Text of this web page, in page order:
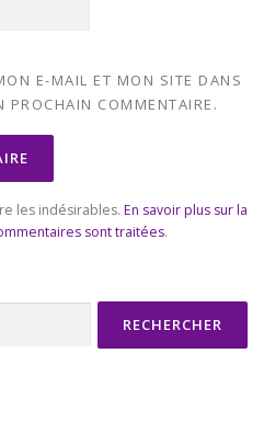
E-MAIL ET MON SITE DANS
PROCHAIN COMMENTAIRE.
les indésirables. En savoir plus sur la
sont traitées.